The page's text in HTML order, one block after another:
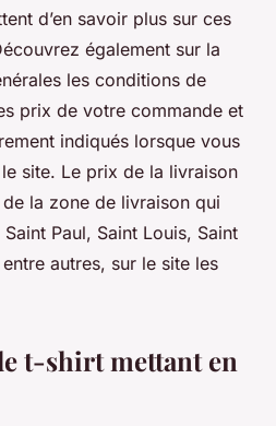
d’en savoir plus sur ces
également sur la
les conditions de
prix de votre commande et
indiqués lorsque vous
site. Le prix de la livraison
la zone de livraison qui
Paul, Saint Louis, Saint
autres, sur le site les
t-shirt mettant en